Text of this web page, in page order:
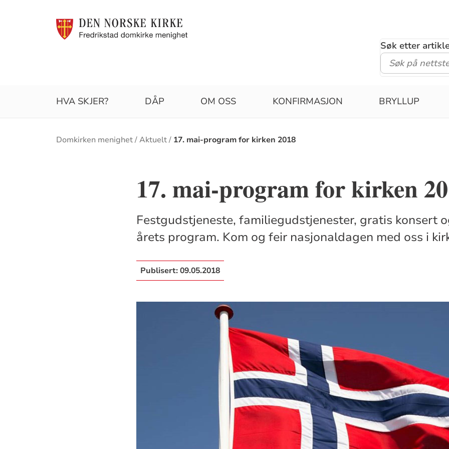
Søk etter
HVA SKJER? DÅP OM OSS KONFIRMASJON BRYLLUP
Brødsmulesti
Domkirken menighet Aktuelt 17. mai-program for kirken 2018
17. mai-program for kirken
Festgudstjeneste, familiegudstjenester, gratis konsert
årets program. Kom og feir nasjonaldagen med oss i
Publisert:09.05.2018